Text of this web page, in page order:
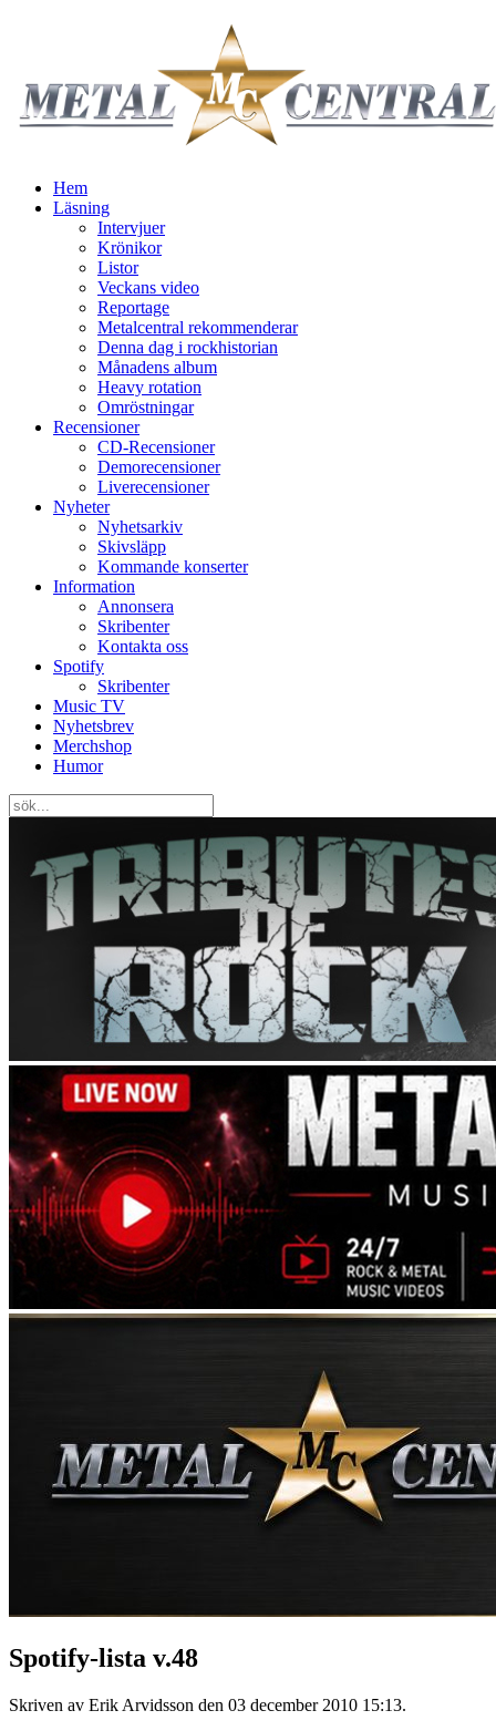
Hem
Läsning
Intervjuer
Krönikor
Listor
Veckans video
Reportage
Metalcentral rekommenderar
Denna dag i rockhistorian
Månadens album
Heavy rotation
Omröstningar
Recensioner
CD-Recensioner
Demorecensioner
Liverecensioner
Nyheter
Nyhetsarkiv
Skivsläpp
Kommande konserter
Information
Annonsera
Skribenter
Kontakta oss
Spotify
Skribenter
Music TV
Nyhetsbrev
Merchshop
Humor
Spotify-lista v.48
Skriven av Erik Arvidsson den 03 december 2010 15:13.